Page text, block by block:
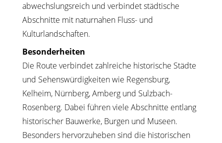
abwechslungsreich und verbindet städtische
Abschnitte mit naturnahen Fluss- und
Kulturlandschaften.
Besonderheiten
Die Route verbindet zahlreiche historische Städte
und Sehenswürdigkeiten wie Regensburg,
Kelheim, Nürnberg, Amberg und Sulzbach-
Rosenberg. Dabei führen viele Abschnitte entlang
historischer Bauwerke, Burgen und Museen.
Besonders hervorzuheben sind die historischen